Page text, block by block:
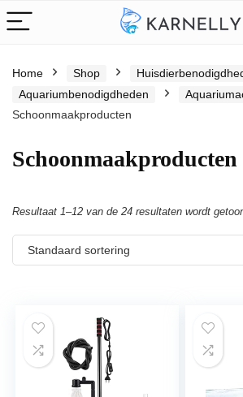
Home Shop
Aquariumbenodigdheden
Schoonmaakproducten
Schoonmaakproducten
Resultaat 1–12 van de 24 resultaten wordt
Standaard sortering